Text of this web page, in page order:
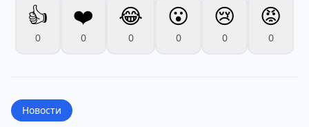
👍
0
❤️
0
😂
0
😮
0
😢
0
😡
0
Новости